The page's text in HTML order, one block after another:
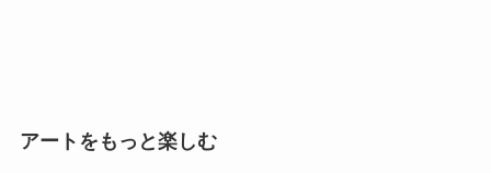
アートをもっと楽しむ